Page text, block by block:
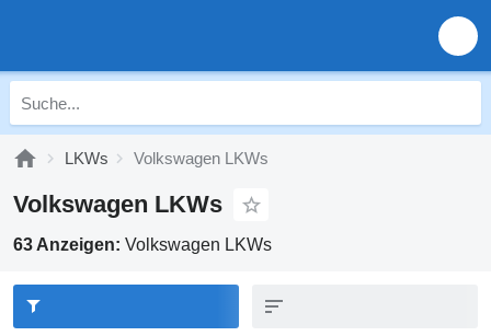
LKWs Volkswagen LKWs
Volkswagen LKWs
63 Anzeigen: Volkswagen LKWs